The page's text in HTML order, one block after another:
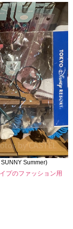
Summer)
プのファッション用